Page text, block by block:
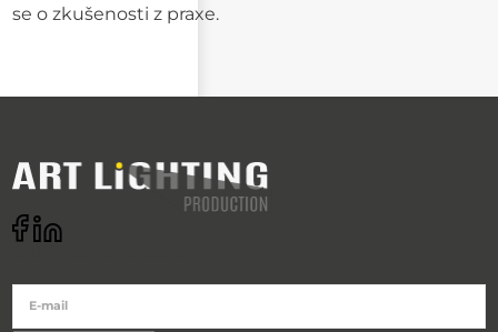
se o zkušenosti z praxe.
E-mail